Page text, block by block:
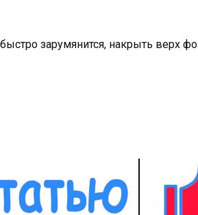
зарумянится, накрыть верх